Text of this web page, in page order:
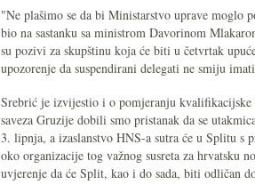
"Ne plašimo se da bi Ministarstvo uprave moglo
bio na sastanku sa ministrom Davorinom
su pozivi za skupštinu koja će biti u četvrtak
upozorenje da suspendirani delegati ne smiju
Srebrić je izvijestio i o pomjeranju
saveza Gruzije dobili smo pristanak da se
3. lipnja, a izaslanstvo HNS-a sutra će u Splitu s
oko organizacije tog važnog susreta za hrvatsku
uvjerenje da će Split, kao i do sada, biti odličan